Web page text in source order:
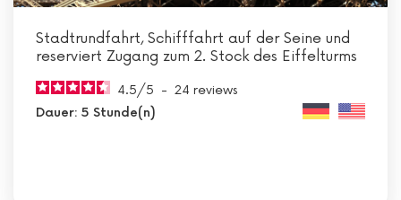
Stadtrundfahrt, Schifffahrt auf der Seine und
reserviert Zugang zum 2. Stock des Eiffelturms
4.5/5 - 24 reviews
Dauer: 5 Stunde(n)